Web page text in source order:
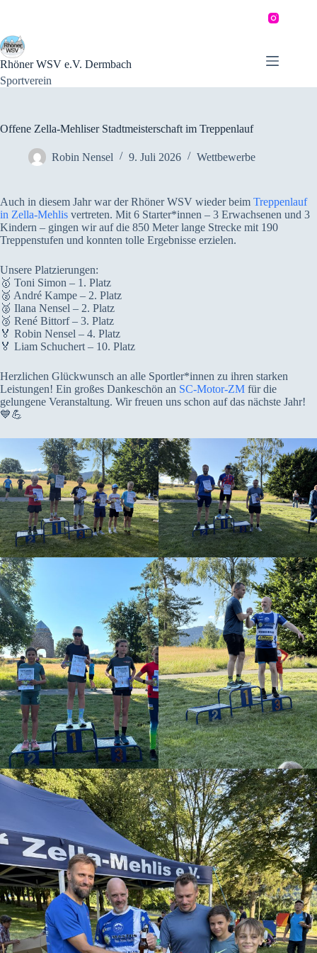
Rhöner WSV e.V. Dermbach
Sportverein
Offene Zella-Mehliser Stadtmeisterschaft im Treppenlauf
Robin Nensel 9. Juli 2026 Wettbewerbe
Auch in diesem Jahr war der Rhöner WSV wieder beim Treppenlauf
in Zella-Mehlis vertreten. Mit 6 Starter*innen – 3 Erwachsenen und 3
Kindern – gingen wir auf die 850 Meter lange Strecke mit 190
Treppenstufen und konnten tolle Ergebnisse erzielen.
Unsere Platzierungen:
🥇 Toni Simon – 1. Platz
🥈 André Kampe – 2. Platz
🥈 Ilana Nensel – 2. Platz
🥉 René Bittorf – 3. Platz
🏅 Robin Nensel – 4. Platz
🏅 Liam Schuchert – 10. Platz
Herzlichen Glückwunsch an alle Sportler*innen zu ihren starken
Leistungen! Ein großes Dankeschön an SC-Motor-ZM für die
gelungene Veranstaltung. Wir freuen uns schon auf das nächste Jahr!
💙💪